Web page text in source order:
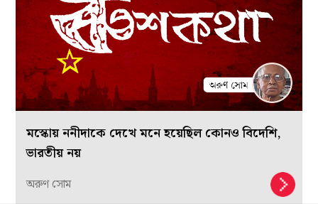
মস্কোয় ননীদাকে দেখে মনে হয়েছিল কোনও বিদেশি,
ভারতীয় নয়
অরুণ সোম